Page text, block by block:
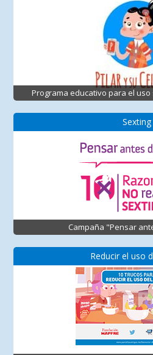
Programa educativo para el
Sexting
Campaña "Pensar
Reducir el uso